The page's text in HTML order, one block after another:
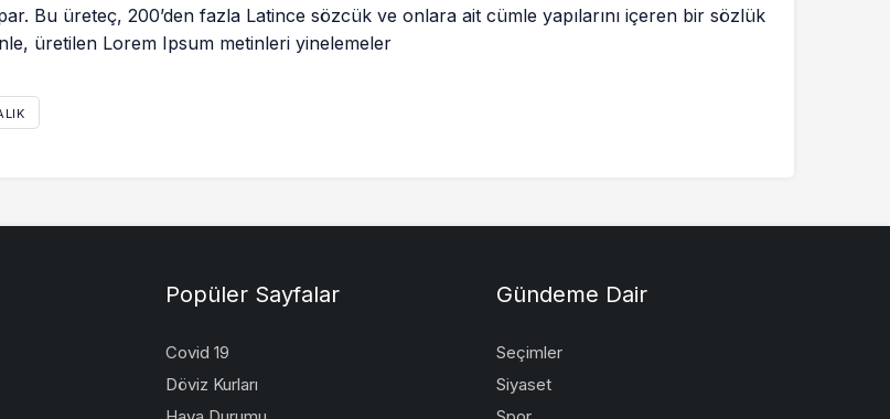
Bu üreteç, 200’den fazla Latince sözcük ve onlara ait cümle yapılarını içeren bir sözlük
üretilen Lorem Ipsum metinleri yinelemeler
Popüler Sayfalar
Covid 19
Döviz Kurları
Gündeme Dair
Seçimler
Siyaset